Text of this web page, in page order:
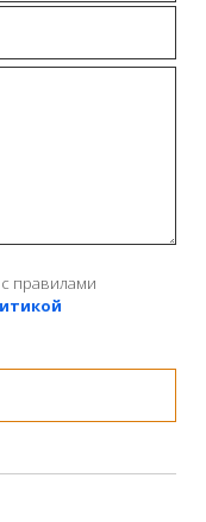
правилами